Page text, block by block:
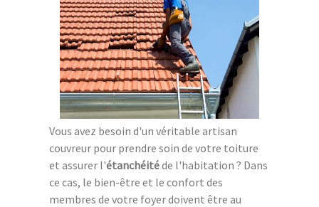
Vous avez besoin d'un véritable artisan
couvreur pour prendre soin de votre toiture
et assurer l'étanchéitéde l'habitation ? Dans
ce cas, le bien-être et le confort des
membres de votre foyer doivent être au